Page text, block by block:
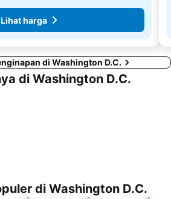
Lihat harga
di Washington D.C.
di Washington D.C.
di Washington D.C.